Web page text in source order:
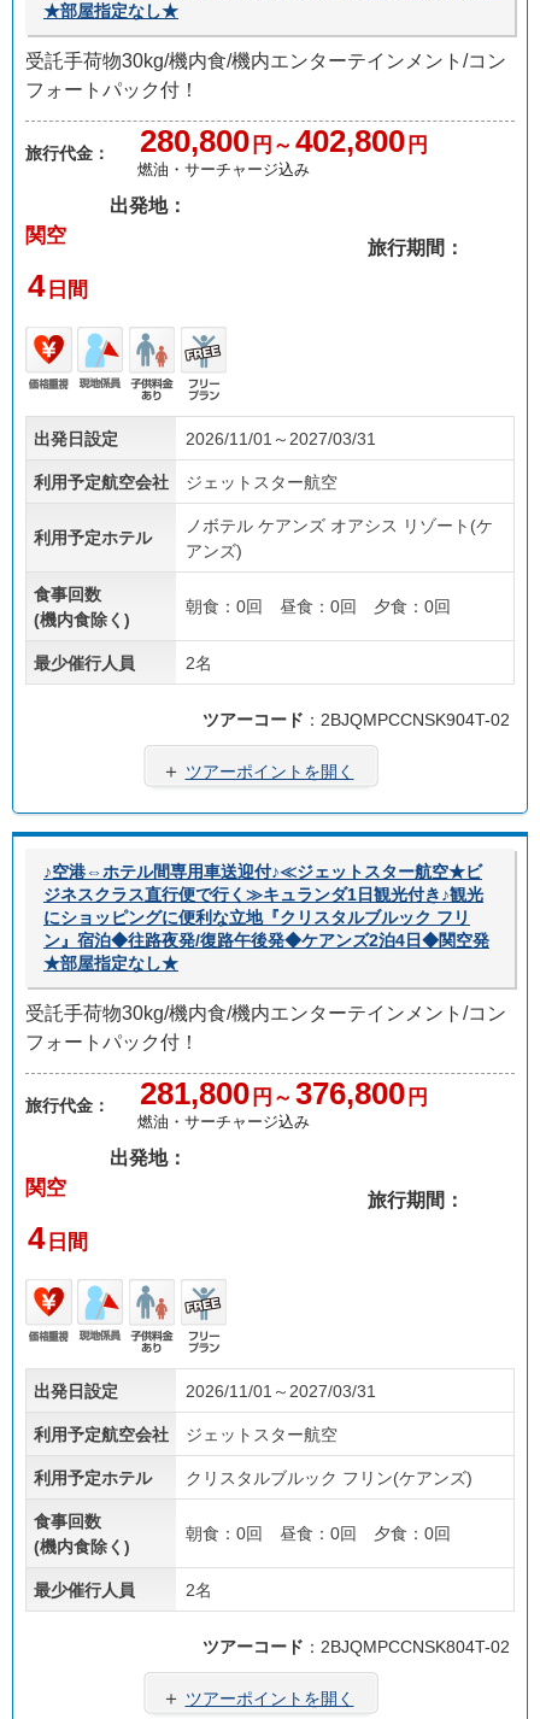
★部屋指定なし★
受託手荷物30kg/機内食/機内エンターテインメント/コン
フォートパック付！
旅行代金： 280,800 円～ 402,800 円
燃油・サーチャージ込み
出発地：
関空
旅行期間：
4 日間
価格
重視
現地
係員
子供
あり
フリ
ープ
ラン
出発日設定 2026/11/01～2027/03/31
利用予定航空会社 ジェットスター航空
利用予定ホテル
ノボテル ケアンズ オアシス リゾート(ケ
アンズ)
食事回数
(機内食除く)
朝食：0回 昼食：0回 夕食：0回
最少催行人員 2名
ツアーコード ：2BJQMPCCNSK904T-02
＋ ツアーポイントを開く
♪空港⇔ホテル間専用車送迎付♪≪ジェットスター航空★ビ
ジネスクラス直行便で行く≫キュランダ1日観光付き♪観光
にショッピングに便利な立地『クリスタルブルック フリ
ン』宿泊◆往路夜発/復路午後発◆ケアンズ2泊4日◆関空発
★部屋指定なし★
受託手荷物30kg/機内食/機内エンターテインメント/コン
フォートパック付！
旅行代金： 281,800 円～ 376,800 円
燃油・サーチャージ込み
出発地：
関空
旅行期間：
4 日間
価格
重視
現地
係員
子供
あり
フリ
ープ
ラン
出発日設定 2026/11/01～2027/03/31
利用予定航空会社 ジェットスター航空
利用予定ホテル クリスタルブルック フリン(ケアンズ)
食事回数
(機内食除く)
朝食：0回 昼食：0回 夕食：0回
最少催行人員 2名
ツアーコード ：2BJQMPCCNSK804T-02
＋ ツアーポイントを開く